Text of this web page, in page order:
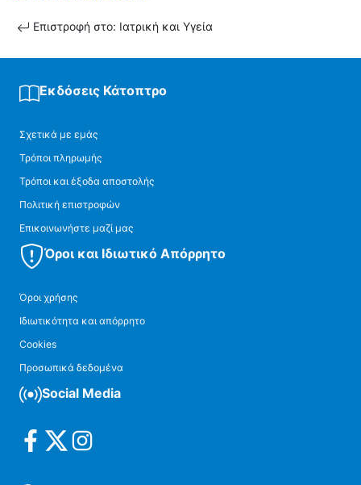
Επιστροφή στο: Ιατρική και Υγεία
Εκδόσεις Κάτοπτρο
Σχετικά με εμάς
Τρόποι πληρωμής
Τρόποι και έξοδα αποστολής
Πολιτική επιστροφών
Επικοινωνήστε μαζί μας
Όροι και Ιδιωτικό Απόρρητο
Όροι χρήσης
Ιδιωτικότητα και απόρρητο
Cookies
Προσωπικά δεδομένα
Social Media